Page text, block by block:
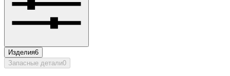
Изделия6
Запасные детали0